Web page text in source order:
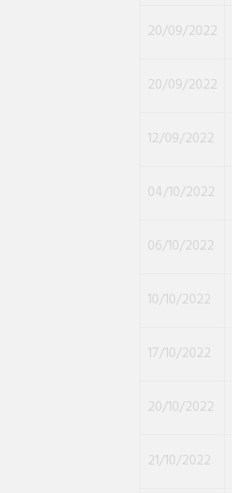
20/09/2022
20/09/2022
12/09/2022
04/10/2022
06/10/2022
10/10/2022
17/10/2022
20/10/2022
21/10/2022